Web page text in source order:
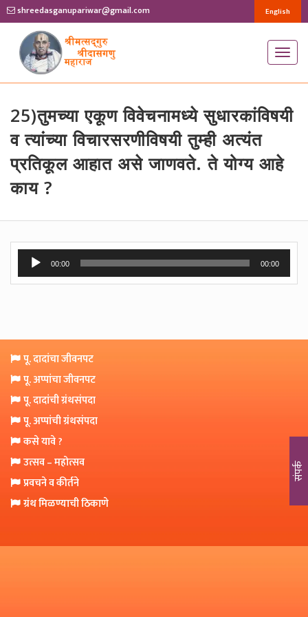
shreedasganupariwar@gmail.com English
T
g
n
i
g
t
n
25)तुमच्या एकूण विवेचनामध्ये सुधारकांविषयी
व त्यांच्या विचारसरणीविषयी तुम्ही अत्यंत
प्रतिकूल आहात असे जाणवते. ते योग्य आहे
काय ?
Audio
Player
00:00 00:00
पू. दादांचा जीवनपट
पू. अप्पांचा जीवनपट
पू. दादांची ग्रंथसंपदा
पू. अप्पांची ग्रंथसंपदा
कसे यावे ?
उत्सव – महोत्सव
प्रवचने व कीर्तने
ग्रंथ मिळण्याची ठिकाणे
संपर्क